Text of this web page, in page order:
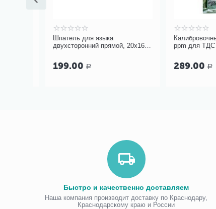
Шпатель для языка
двухсторонний прямой, 20х16
199.00 Р
Калибровочный
ppm для ТДС
289.00 Р
Быстро и качественно доставляем
Наша компания производит доставку по Краснодару,
Краснодарскому краю и России